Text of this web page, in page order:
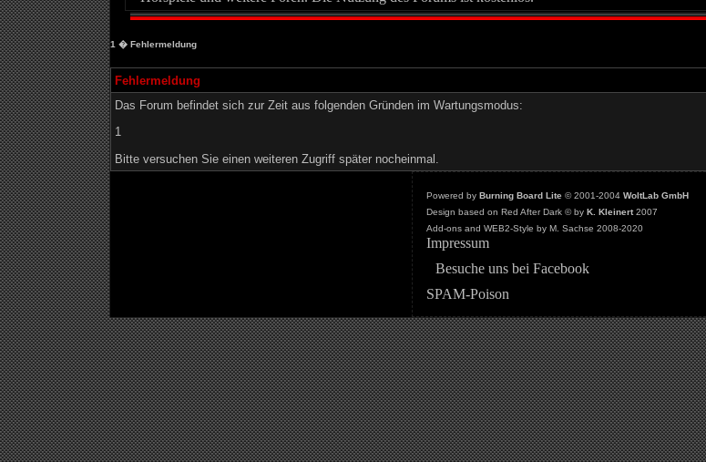
1 � Fehlermeldung
Fehlermeldung
Das Forum befindet sich zur Zeit aus folgenden Gründen im Wartungsmodus:
1
Bitte versuchen Sie einen weiteren Zugriff später nocheinmal.
Powered by Burning Board Lite© 2001-2004 WoltLab GmbH
Design based on Red After Dark © by K. Kleinert2007
Add-ons and WEB2-Style by M. Sachse 2008-2020
Impressum
Besuche uns bei Facebook
SPAM-Poison